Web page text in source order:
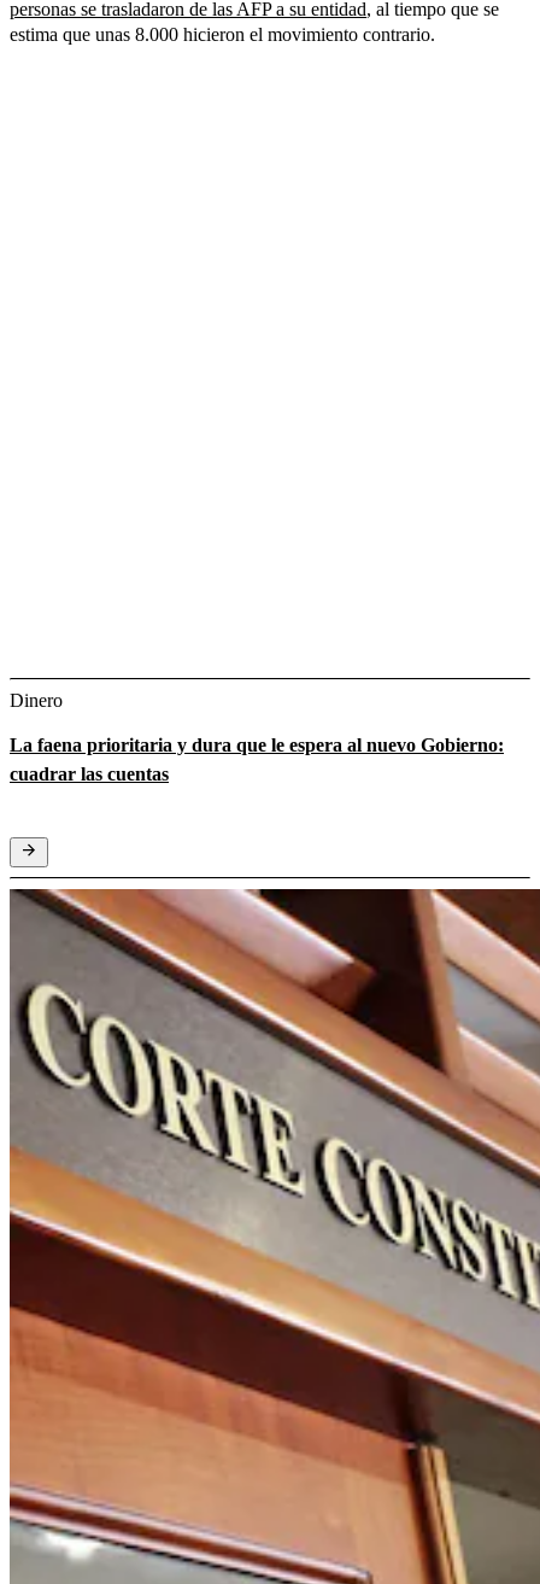
personas se trasladaron de las AFP a su entidad, al tiempo que se
estima que unas 8.000 hicieron el movimiento contrario.
Dinero
La faena prioritaria y dura que le espera al nuevo Gobierno:
cuadrar las cuentas